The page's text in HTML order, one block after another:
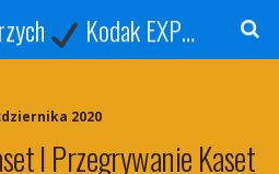
Kodak EXPRESS
2020
I Przegrywanie Kaset